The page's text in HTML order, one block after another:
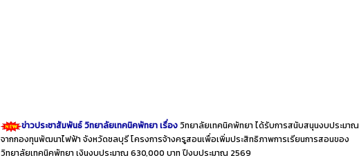
ข่าวประชาสัมพันธ์ วิทยาลัยเทคนิคพัทยา เรื่องวิทยาลัยเทคนิคพัทยา ได้รับการสนับสนุนงบประมาณ
จากกองทุนพัฒนาไฟฟ้า จังหวัดชลบุรี โครงการจ้างครูสอนเพื่อเพิ่มประสิทธิภาพการเรียนการสอนของ
วิทยาลัยเทคนิคพัทยา เงินงบประมาณ 630,000 บาท ปีงบประมาณ 2569